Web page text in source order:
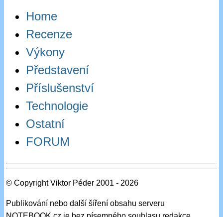
Home
Recenze
Výkony
Představení
Příslušenství
Technologie
Ostatní
FORUM
© Copyright Viktor Péder 2001 - 2026
Publikování nebo další šíření obsahu serveru